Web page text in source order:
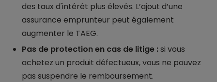
des taux d'intérêt plus élevés. L’ajout d’une
assurance emprunteur peut également
augmenter le TAEG.
Pas de protection en cas de litige :si vous
achetez un produit défectueux, vous ne pouvez
pas suspendre le remboursement.